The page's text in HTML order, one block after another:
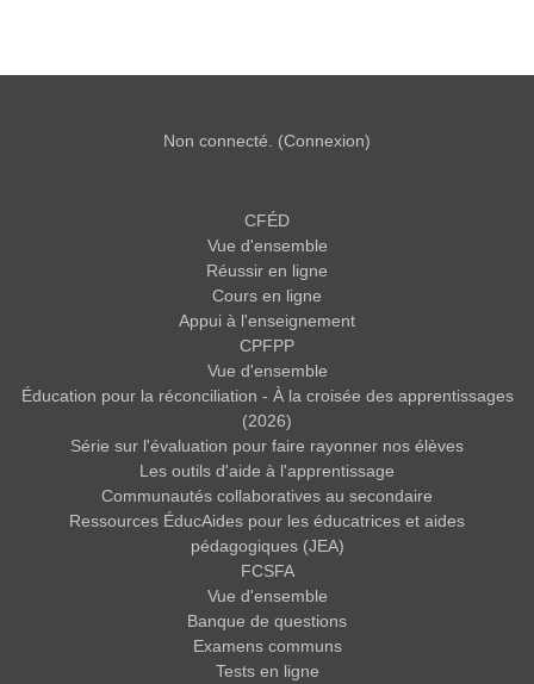
Non connecté. (Connexion)
CFÉD
Vue d'ensemble
Réussir en ligne
Cours en ligne
Appui à l'enseignement
CPFPP
Vue d'ensemble
Éducation pour la réconciliation - À la croisée des apprentissages
(2026)
Série sur l'évaluation pour faire rayonner nos élèves
Les outils d'aide à l'apprentissage
Communautés collaboratives au secondaire
Ressources ÉducAides pour les éducatrices et aides
pédagogiques (JEA)
FCSFA
Vue d'ensemble
Banque de questions
Examens communs
Tests en ligne